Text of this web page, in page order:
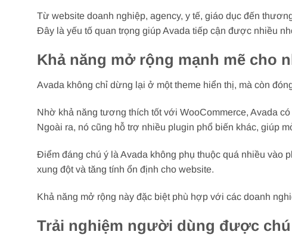
Từ website doanh nghiệp, agency, y tế, giáo dục đến
Đây là yếu tố quan trọng giúp Avada tiếp cận được nhiều
Khả năng mở rộng mạnh mẽ cho
Avada không chỉ dừng lại ở một theme hiển thị, mà còn
Nhờ khả năng tương thích tốt với WooCommerce, Avada
Ngoài ra, nó cũng hỗ trợ nhiều plugin phổ biến khác, giúp
Điểm đáng chú ý là Avada không phụ thuộc quá nhiều vào
xung đột và tăng tính ổn định cho website.
Khả năng mở rộng này đặc biệt phù hợp với các doanh
Trải nghiệm người dùng được